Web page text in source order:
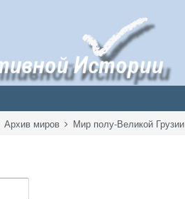
Архив миров Мир полу-Великой Грузии